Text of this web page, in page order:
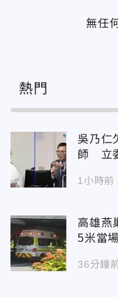
無任
熱門
吳乃仁
師 立
1小時前
高雄燕
5米當
36分鐘